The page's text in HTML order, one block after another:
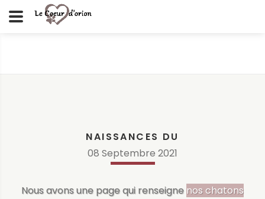
NAISSANCES DU
08 Septembre 2021
Nous avons une page qui renseigne nos chatons